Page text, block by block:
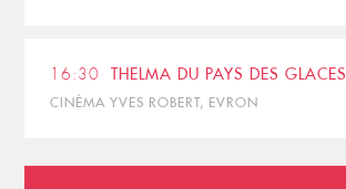
16:30 THELMA DU PAYS DES GLACES
CINÉMA YVES ROBERT, EVRON